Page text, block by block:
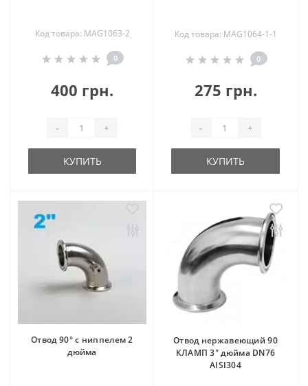
Код товара: MAG1063-2
0
400 грн.
- +
КУПИТЬ
Код товара: MAG1064-1-1
0
275 грн.
- +
КУПИТЬ
Отвод 90° с ниппелем 2
дюйма
Отвод нержавеющий 90
КЛАМП 3" дюйма DN76
AISI304